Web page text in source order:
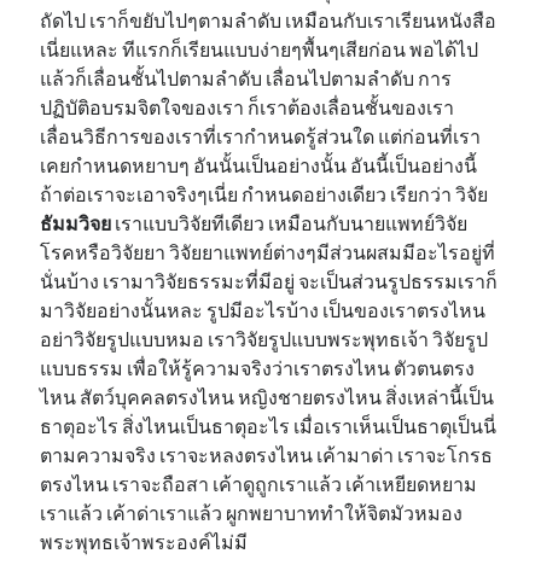
ถัดไป เราก็ขยับไปๆตามลำดับ เหมือนกับเราเรียนหนังสือ
เนี่ยแหละ ทีแรกก็เรียนแบบง่ายๆพื้นๆเสียก่อน พอได้ไป
แล้วก็เลื่อนชั้นไปตามลำดับ เลื่อนไปตามลำดับ การ
ปฏิบัติอบรมจิตใจของเรา ก็เราต้องเลื่อนชั้นของเรา
เลื่อนวิธีการของเราที่เรากำหนดรู้ส่วนใด แต่ก่อนที่เรา
เคยกำหนดหยาบๆ อันนั้นเป็นอย่างนั้น อันนี้เป็นอย่างนี้
ถ้าต่อเราจะเอาจริงๆเนี่ย กำหนดอย่างเดียว เรียกว่า วิจัย
ธัมมวิจย เราแบบวิจัยทีเดียว เหมือนกับนายแพทย์วิจัย
โรคหรือวิจัยยา วิจัยยาแพทย์ต่างๆมีส่วนผสมมีอะไรอยู่ที่
นั่นบ้าง เรามาวิจัยธรรมะที่มีอยู่ จะเป็นส่วนรูปธรรมเราก็
มาวิจัยอย่างนั้นหละ รูปมีอะไรบ้าง เป็นของเราตรงไหน
อย่าวิจัยรูปแบบหมอ เราวิจัยรูปแบบพระพุทธเจ้า วิจัยรูป
แบบธรรม เพื่อให้รู้ความจริงว่าเราตรงไหน ตัวตนตรง
ไหน สัตว์บุคคลตรงไหน หญิงชายตรงไหน สิ่งเหล่านี้เป็น
ธาตุอะไร สิ่งไหนเป็นธาตุอะไร เมื่อเราเห็นเป็นธาตุเป็นนี่
ตามความจริง เราจะหลงตรงไหน เค้ามาด่า เราจะโกรธ
ตรงไหน เราจะถือสา เค้าดูถูกเราแล้ว เค้าเหยียดหยาม
เราแล้ว เค้าด่าเราแล้ว ผูกพยาบาททำให้จิตมัวหมอง
พระพุทธเจ้าพระองค์ไม่มี